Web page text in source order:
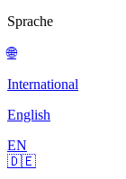
Sprache
🌐
International
English
EN
🇩🇪